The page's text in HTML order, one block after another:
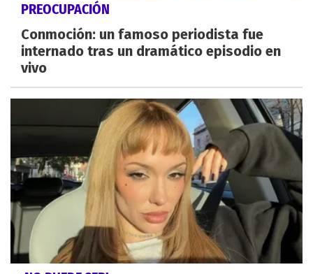
PREOCUPACIÓN
Conmoción: un famoso periodista fue
internado tras un dramático episodio en
vivo